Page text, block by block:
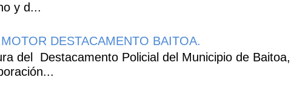
y d...
DESTACAMENTO BAITOA.
del Destacamento Policial del Municipio de Baitoa,